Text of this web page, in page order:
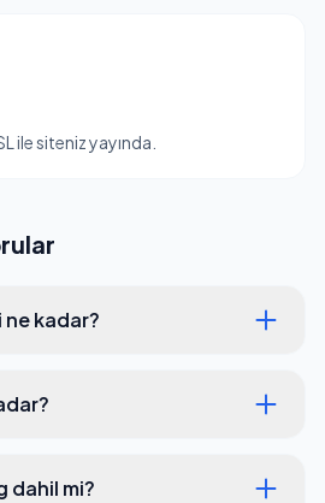
ile siteniz yayında.
ne kadar?
dahil mi?